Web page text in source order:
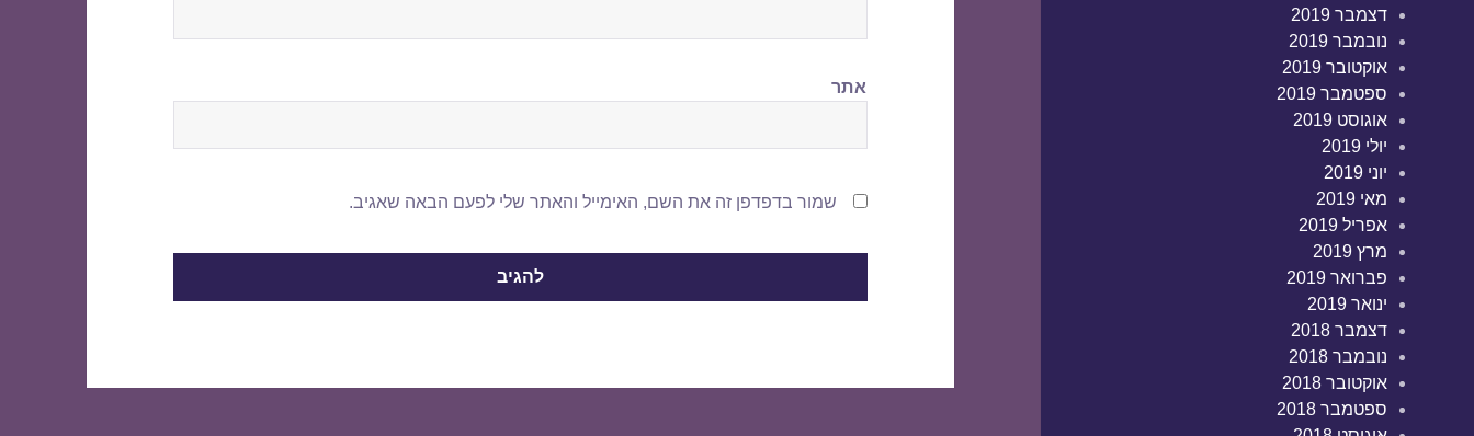
דצמבר 2019
נובמבר 2019
אוקטובר 2019
ספטמבר 2019
אוגוסט 2019
יולי 2019
יוני 2019
מאי 2019
אפריל 2019
מרץ 2019
פברואר 2019
ינואר 2019
דצמבר 2018
נובמבר 2018
אוקטובר 2018
ספטמבר 2018
אתר
שמור בדפדפן זה את השם, האימייל והאתר שלי לפעם הבאה שאגיב.